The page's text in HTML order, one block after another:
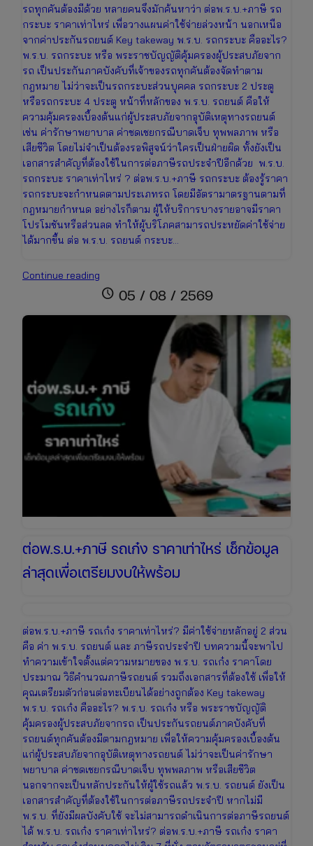
รถทุกคันต้องมีด้วย หลายคนจึงมักค้นหาว่า ต่อพ.ร.บ.+ภาษี รถ
กระบะ ราคาเท่าไหร่ เพื่อวางแผนค่าใช้จ่ายล่วงหน้า นอกเหนือ
จากค่าประกันรถยนต์ Key takeway พ.ร.บ. รถกระบะ คืออะไร?
พ.ร.บ. รถกระบะ หรือ พระราชบัญญัติคุ้มครองผู้ประสบภัยจาก
รถ เป็นประกันภาคบังคับที่เจ้าของรถทุกคันต้องจัดทำตาม
กฎหมาย ไม่ว่าจะเป็นรถกระบะส่วนบุคคล รถกระบะ 2 ประตู
หรือรถกระบะ 4 ประตู หน้าที่หลักของ พ.ร.บ. รถยนต์ คือให้
ความคุ้มครองเบื้องต้นแก่ผู้ประสบภัยจากอุบัติเหตุทางรถยนต์
เช่น ค่ารักษาพยาบาล ค่าชดเชยกรณีบาดเจ็บ ทุพพลภาพ หรือ
เสียชีวิต โดยไม่จำเป็นต้องรอพิสูจน์ว่าใครเป็นฝ่ายผิด ทั้งยังเป็น
เอกสารสำคัญที่ต้องใช้ในการต่อภาษีรถประจำปีอีกด้วย พ.ร.บ.
รถกระบะ ราคาเท่าไหร่ ? ต่อพ.ร.บ.+ภาษี รถกระบะ ต้องรู้ราคา
รถกระบะจะกำหนดตามประเภทรถ โดยมีอัตรามาตรฐานตามที่
กฎหมายกำหนด อย่างไรก็ตาม ผู้ให้บริการบางรายอาจมีราคา
โปรโมชันหรือส่วนลด ทำให้ผู้บริโภคสามารถประหยัดค่าใช้จ่าย
ได้มากขึ้น ต่อ พ.ร.บ. รถยนต์ กระบะ…
Continue reading
รถ
ออนไลน์
ได้
ทันที
schedule 05 / 08 / 2569
ต่อพ.ร.บ.+ภาษี รถเก๋ง ราคาเท่าไหร่ เช็กข้อมูล
ล่าสุดเพื่อเตรียมงบให้พร้อม
ต่อพ.ร.บ.+ภาษี รถเก๋ง ราคาเท่าไหร่? มีค่าใช้จ่ายหลักอยู่ 2 ส่วน
คือ ค่า พ.ร.บ. รถยนต์ และ ภาษีรถประจำปี บทความนี้จะพาไป
ทำความเข้าใจตั้งแต่ความหมายของ พ.ร.บ. รถเก๋ง ราคาโดย
ประมาณ วิธีคำนวณภาษีรถยนต์ รวมถึงเอกสารที่ต้องใช้ เพื่อให้
คุณเตรียมตัวก่อนต่อทะเบียนได้อย่างถูกต้อง Key takeway
พ.ร.บ. รถเก๋ง คืออะไร? พ.ร.บ. รถเก๋ง หรือ พระราชบัญญัติ
คุ้มครองผู้ประสบภัยจากรถ เป็นประกันรถยนต์ภาคบังคับที่
รถยนต์ทุกคันต้องมีตามกฎหมาย เพื่อให้ความคุ้มครองเบื้องต้น
แก่ผู้ประสบภัยจากอุบัติเหตุทางรถยนต์ ไม่ว่าจะเป็นค่ารักษา
พยาบาล ค่าชดเชยกรณีบาดเจ็บ ทุพพลภาพ หรือเสียชีวิต
นอกจากจะเป็นหลักประกันให้ผู้ใช้รถแล้ว พ.ร.บ. รถยนต์ ยังเป็น
เอกสารสำคัญที่ต้องใช้ในการต่อภาษีรถประจำปี หากไม่มี
พ.ร.บ. ที่ยังมีผลบังคับใช้ จะไม่สามารถดำเนินการต่อภาษีรถยนต์
ได้ พ.ร.บ. รถเก๋ง ราคาเท่าไหร่? ต่อพ.ร.บ.+ภาษี รถเก๋ง ราคา